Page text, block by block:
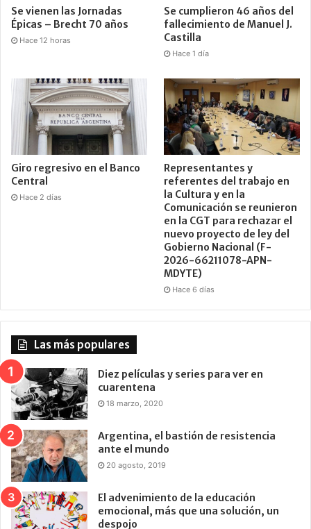
Se vienen las Jornadas
Épicas – Brecht 70 años
Hace 12 horas
Se cumplieron 46 años del
fallecimiento de Manuel J.
Castilla
Hace 1 día
Giro regresivo en el Banco
Central
Hace 2 días
Representantes y
referentes del trabajo en
la Cultura y en la
Comunicación se reunieron
en la CGT para rechazar el
nuevo proyecto de ley del
Gobierno Nacional (F-
2026-66211078-APN-
MDYTE)
Hace 6 días
Las más populares
Diez películas y series para ver en
cuarentena
18 marzo, 2020
Argentina, el bastión de resistencia
ante el mundo
20 agosto, 2019
El advenimiento de la educación
emocional, más que una solución, un
despojo